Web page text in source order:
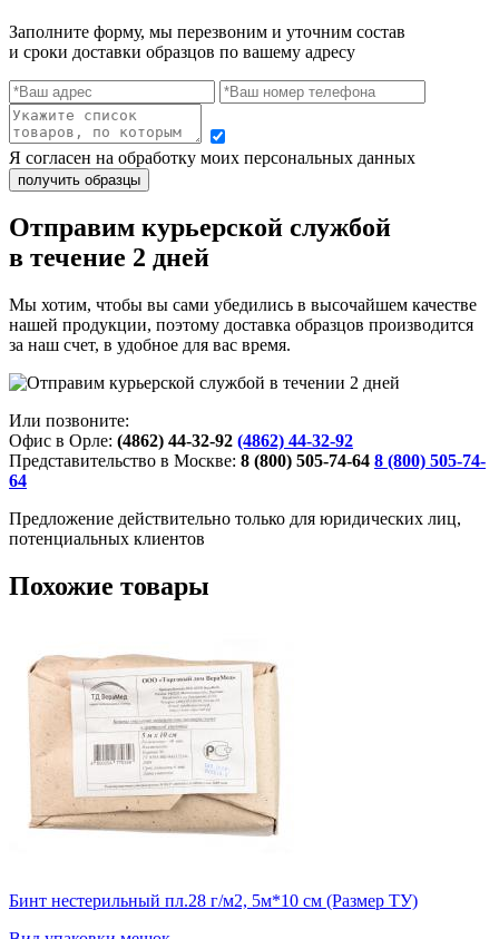
Заполните форму, мы перезвоним и уточним состав
и сроки доставки образцов по вашему адресу
Я согласен на обработку моих персональных данных
Отправим курьерской службой
в течение 2 дней
Мы хотим, чтобы вы сами убедились в высочайшем качестве
нашей продукции, поэтому доставка образцов производится
за наш счет, в удобное для вас время.
Или позвоните:
Офис в Орле: (4862) 44-32-92 (4862) 44-32-92
Представительство в Москве: 8 (800) 505-74-64 8 (800) 505-74-
64
Предложение действительно только для юридических лиц,
потенциальных клиентов
Похожие товары
Бинт нестерильный пл.28 г/м2, 5м*10 см (Размер ТУ)